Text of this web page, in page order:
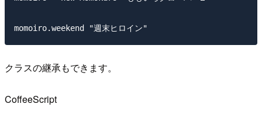
クラスの継承もできます。
CoffeeScript